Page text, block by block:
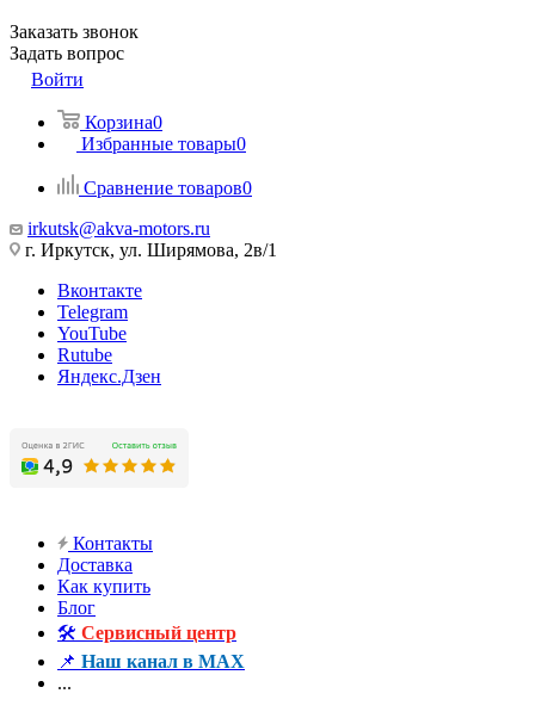
Заказать звонок
Задать вопрос
Войти
Корзина0
Избранные товары0
Сравнение товаров0
irkutsk@akva-motors.ru
г. Иркутск, ул. Ширямова, 2в/1
Вконтакте
Telegram
YouTube
Rutube
Яндекс.Дзен
Контакты
Доставка
Как купить
Блог
🛠️ Сервисный центр
📌 Наш канал в MAX
...